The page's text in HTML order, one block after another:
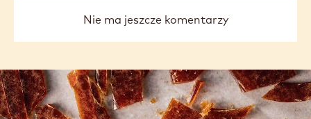
Nie ma jeszcze komentarzy